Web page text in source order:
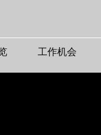
工作机会